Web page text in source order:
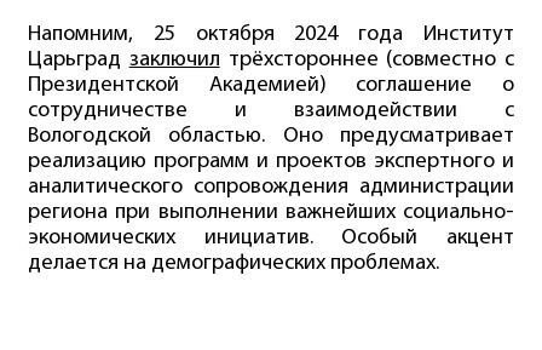
Напомним, 25 октября 2024 года Институт
Царьград заключил трёхстороннее (совместно с
Президентской Академией) соглашение о
сотрудничестве и взаимодействии с
Вологодской областью. Оно предусматривает
реализацию программ и проектов экспертного и
аналитического сопровождения администрации
региона при выполнении важнейших социально-
экономических инициатив. Особый акцент
делается на демографических проблемах.